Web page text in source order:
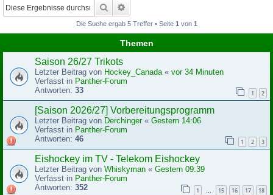
Suche
Die Suche ergab 5 Treffer • Seite 1 von 1
Themen
Saison 26/27 Trikots
Letzter Beitrag von Hockey_Canada« vor 34 Minuten
Verfasst in Panther-Forum
Antworten: 33 1 2
[Saison 2026/27] Vorbereitungsprogramm
Letzter Beitrag von Derchinger« Gestern 14:06
Verfasst in Panther-Forum
Antworten: 46 1 2 3
Eishockey im TV - Telekom Eishockey
Letzter Beitrag von Whiskyman « Gestern 09:39
Verfasst in Panther-Forum
Antworten: 352 1 … 15 16 17 18